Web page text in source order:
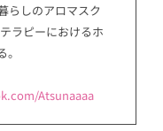
らしのアロマスク
ラピーにおけるホ
Atsunaaaa